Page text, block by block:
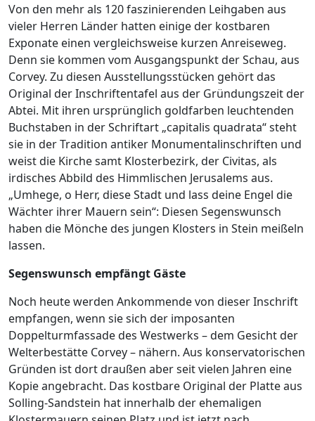
Von den mehr als 120 faszinierenden Leihgaben aus
vieler Herren Länder hatten einige der kostbaren
Exponate einen vergleichsweise kurzen Anreiseweg.
Denn sie kommen vom Ausgangspunkt der Schau, aus
Corvey. Zu diesen Ausstellungsstücken gehört das
Original der Inschriftentafel aus der Gründungszeit der
Abtei. Mit ihren ursprünglich goldfarben leuchtenden
Buchstaben in der Schriftart „capitalis quadrata“ steht
sie in der Tradition antiker Monumentalinschriften und
weist die Kirche samt Klosterbezirk, der Civitas, als
irdisches Abbild des Himmlischen Jerusalems aus.
„Umhege, o Herr, diese Stadt und lass deine Engel die
Wächter ihrer Mauern sein“: Diesen Segenswunsch
haben die Mönche des jungen Klosters in Stein meißeln
lassen.
Segenswunsch empfängt Gäste
Noch heute werden Ankommende von dieser Inschrift
empfangen, wenn sie sich der imposanten
Doppelturmfassade des Westwerks – dem Gesicht der
Welterbestätte Corvey – nähern. Aus konservatorischen
Gründen ist dort draußen aber seit vielen Jahren eine
Kopie angebracht. Das kostbare Original der Platte aus
Solling-Sandstein hat innerhalb der ehemaligen